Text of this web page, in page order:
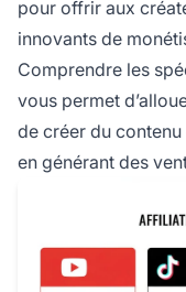
pour offrir aux
innovants de
Comprendre les
vous permet
de créer du
en générant des